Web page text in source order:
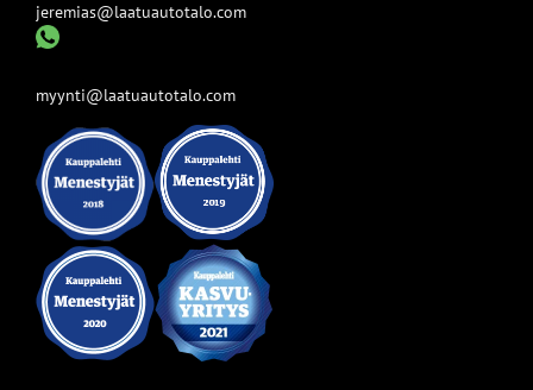
jeremias@laatuautotalo.com
myynti@laatuautotalo.com